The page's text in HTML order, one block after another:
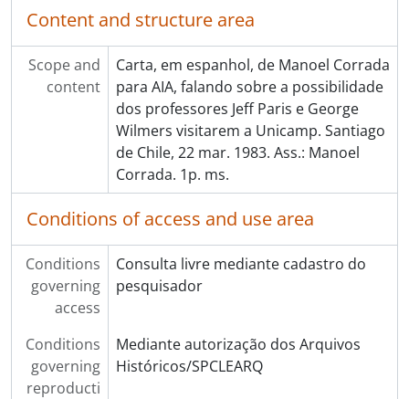
Content and structure area
Scope and
content
Carta, em espanhol, de Manoel Corrada
para AIA, falando sobre a possibilidade
dos professores Jeff Paris e George
Wilmers visitarem a Unicamp. Santiago
de Chile, 22 mar. 1983. Ass.: Manoel
Corrada. 1p. ms.
Conditions of access and use area
Conditions
governing
access
Consulta livre mediante cadastro do
pesquisador
Conditions
governing
reproducti
Mediante autorização dos Arquivos
Históricos/SPCLEARQ